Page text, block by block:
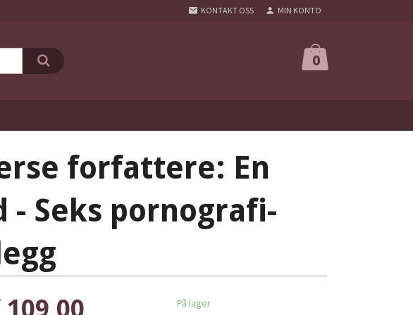
KONTAKT OSS MIN KONTO
0
forfattere: En
- Seks pornografi-
På lager